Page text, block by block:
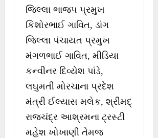
જિલ્લા ભાજપ પ્રમુખ
કિશોરભાઈ ગાવિત, ડાંગ
જિલ્લા પંચાયત પ્રમુખ
મંગળભાઈ ગાવિત, મીડિયા
કન્વીનર દિવ્યેશ પાંડે,
લઘુમતી મોરચાના પ્રદેશ
મંત્રી ઈલ્યાસ મલેક, શ્રીમદ્
રાજચંદ્ર આશ્રમના ટ્રસ્ટી
મહેશ ખોખાણી તેમજ